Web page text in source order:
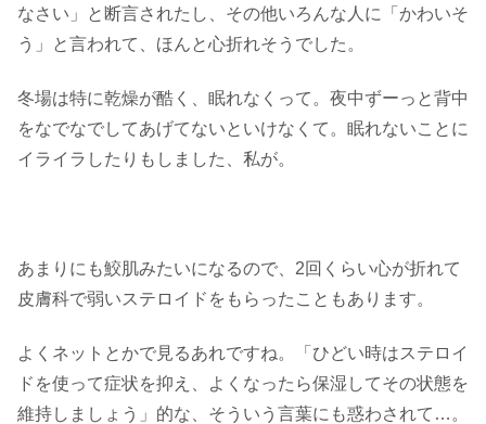
なさい」と断言されたし、その他いろんな人に「かわいそ
う」と言われて、ほんと心折れそうでした。
冬場は特に乾燥が酷く、眠れなくって。夜中ずーっと背中
をなでなでしてあげてないといけなくて。眠れないことに
イライラしたりもしました、私が。
あまりにも鮫肌みたいになるので、2回くらい心が折れて
皮膚科で弱いステロイドをもらったこともあります。
よくネットとかで見るあれですね。「ひどい時はステロイ
ドを使って症状を抑え、よくなったら保湿してその状態を
維持しましょう」的な、そういう言葉にも惑わされて…。